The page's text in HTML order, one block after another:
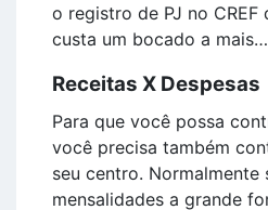
o registro de PJ no CREF
custa um bocado a mais…
Receitas X Despesas
Para que você possa
você precisa também
seu centro. Normalmente
mensalidades a grande